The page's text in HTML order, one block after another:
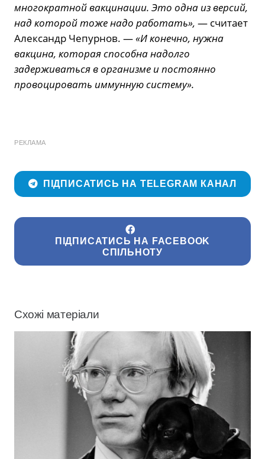
многократной вакцинации. Это одна из версий,
над которой тоже надо работать», — считает
Александр Чепурнов. —«И конечно, нужна
вакцина, которая способна надолго
задерживаться в организме и постоянно
провоцировать иммунную систему».​
РЕКЛАМА
ПІДПИСАТИСЬ НА TELEGRAM КАНАЛ
ПІДПИСАТИСЬ НА FACEBOOK
СПІЛЬНОТУ
Схожі матеріали